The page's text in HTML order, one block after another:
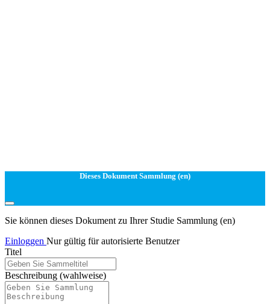
Dieses Dokument Sammlung (en)
Sie können dieses Dokument zu Ihrer Studie Sammlung (en)
Einloggen Nur gültig für autorisierte Benutzer
Titel
Beschreibung (wahlweise)